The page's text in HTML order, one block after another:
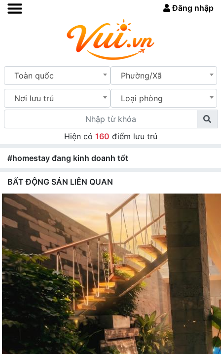
Đăng nhập
Toàn quốc Phường/Xã
Nơi lưu trú Loại phòng
Hiện có 160 điểm lưu trú
#homestay đang kinh doanh tốt
BẤT ĐỘNG SẢN LIÊN QUAN